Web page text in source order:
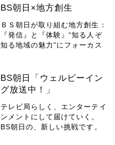
BS朝日×地方創生
ＢＳ朝日が取り組む地方創生：
『発信』と『体験』“知る人ぞ
知る地域の魅力”にフォーカス
BS朝日「ウェルビーイン
グ放送中！」
テレビ局らしく、エンターテイ
ンメントにして届けていく。
BS朝日の、新しい挑戦です。